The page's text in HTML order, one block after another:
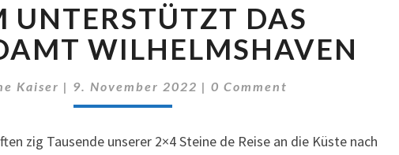
UNTERSTÜTZT
DAS
JUGENDAMT
UNTERSTÜTZT DAS
WILHELMSHAVEN
Kaiser | 9. November 2022 | Comments
0 Comment
zig Tausende unserer 2×4 Steine de Reise an die Küste nach